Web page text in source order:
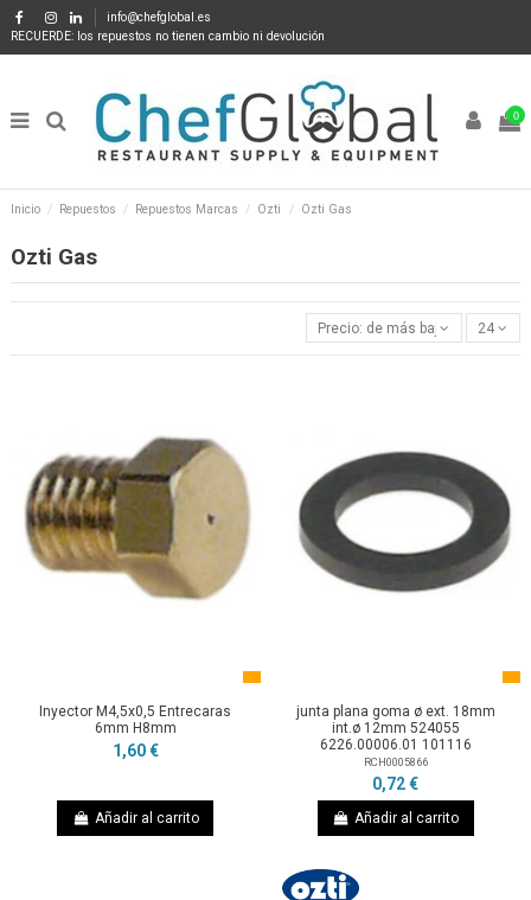
info@chefglobal.es
RECUERDE: los repuestos no tienen cambio ni devolución
0
Inicio Repuestos Repuestos Marcas Ozti Ozti Gas
Ozti Gas
Precio: de más bajo a más alto
24
Inyector M4,5x0,5 Entrecaras
6mm H8mm
1,60 €
Añadir al carrito
junta plana goma ø ext. 18mm
int.ø 12mm 524055
6226.00006.01 101116
RCH0005866
0,72 €
Añadir al carrito